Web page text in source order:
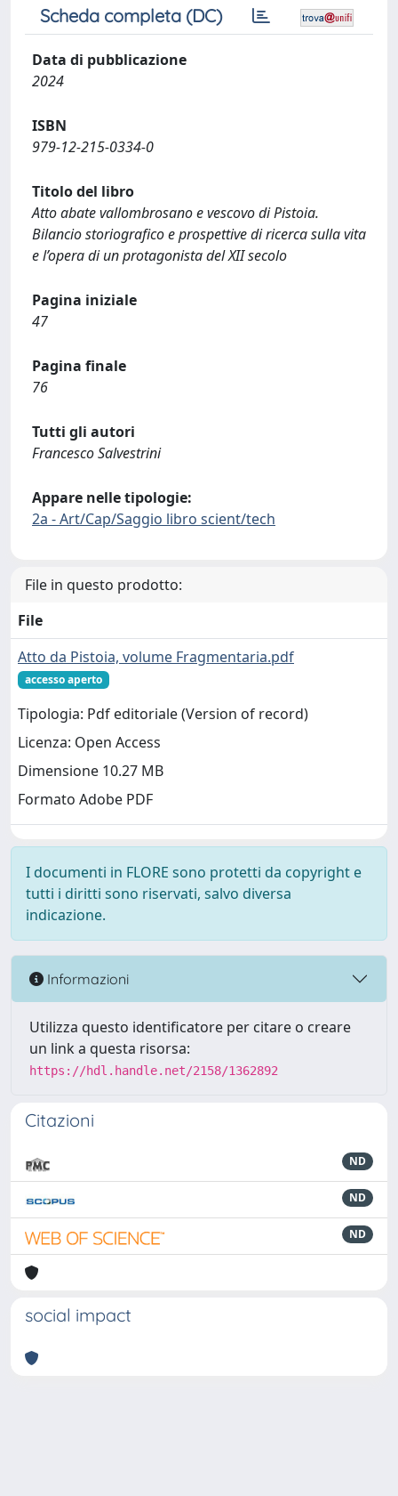
Scheda completa (DC)
Data di pubblicazione
2024
ISBN
979-12-215-0334-0
Titolo del libro
Atto abate vallombrosano e vescovo di Pistoia.
Bilancio storiografico e prospettive di ricerca sulla vita
e l’opera di un protagonista del XII secolo
Pagina iniziale
47
Pagina finale
76
Tutti gli autori
Francesco Salvestrini
Appare nelle tipologie:
2a - Art/Cap/Saggio libro scient/tech
File in questo prodotto:
File
Atto da Pistoia, volume Fragmentaria.pdf
accesso aperto
Tipologia: Pdf editoriale (Version of record)
Licenza: Open Access
Dimensione 10.27 MB
Formato Adobe PDF
I documenti in FLORE sono protetti da copyright e
tutti i diritti sono riservati, salvo diversa
indicazione.
Informazioni
Utilizza questo identificatore per citare o creare
un link a questa risorsa:
https://hdl.handle.net/2158/1362892
Citazioni
ND
ND
ND
social impact